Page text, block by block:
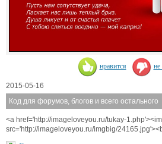
нравится не
2015-05-16
Код для форумов, блогов и всего остального
<a href='http://imageloveyou.ru/tukay-
src='http://imageloveyou.ru/imgbig/